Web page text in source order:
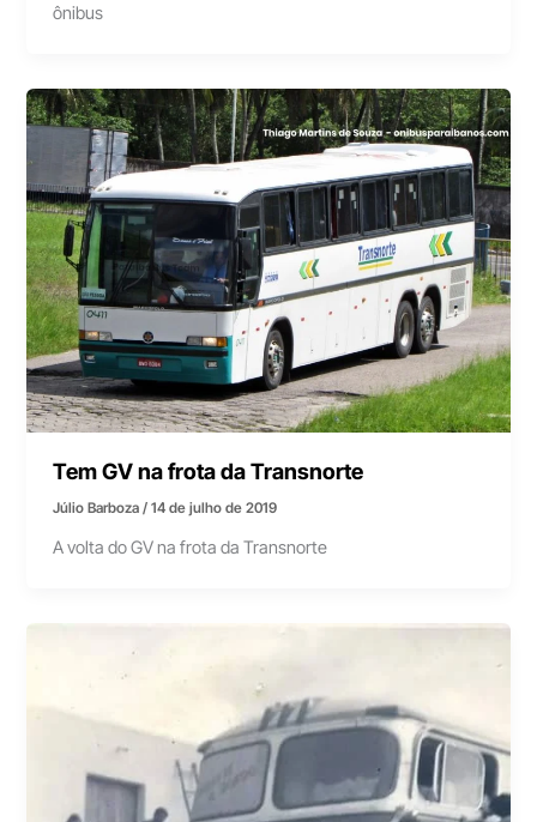
ônibus
Tem GV na frota da Transnorte
Júlio Barboza/14 de julho de 2019
A volta do GV na frota da Transnorte